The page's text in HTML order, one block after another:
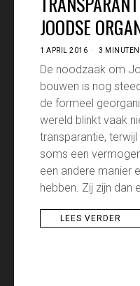
JOODSE
1 APRIL 2016 3 MINUTEN
De noodzaak om
bouwen is nog
de formeel
wereld blinkt vaak
transparantie,
soms een
een andere manier
hebben. Zij zijn dan
LEES VERDER